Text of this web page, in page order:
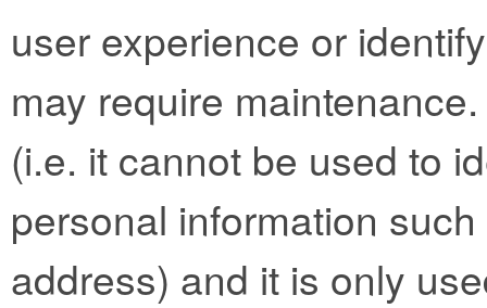
user experience or
may require
(i.e. it cannot be used to
personal information
address) and it is only